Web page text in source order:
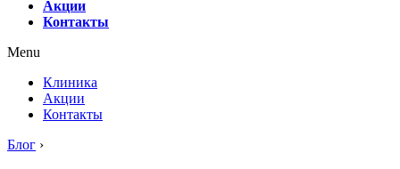
Акции
Контакты
Menu
Клиника
Акции
Контакты
Блог ›